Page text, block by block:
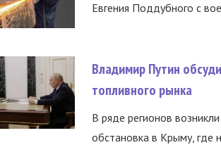
Евгения Поддубного с
Владимир Путин
топливного рынка
В ряде регионов
обстановка в Крыму, где